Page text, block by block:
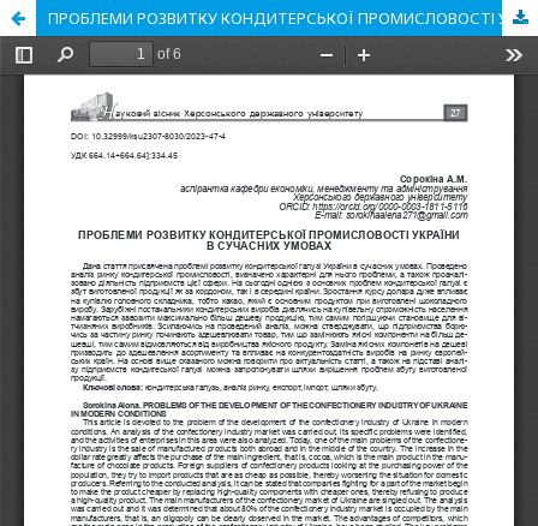
ПРОБЛЕМИ РОЗВИТКУ КОНДИТЕРСЬКОЇ ПРОМИСЛОВОСТІ УКРАЇНИ В СУЧАСНИХ УМОВАХ